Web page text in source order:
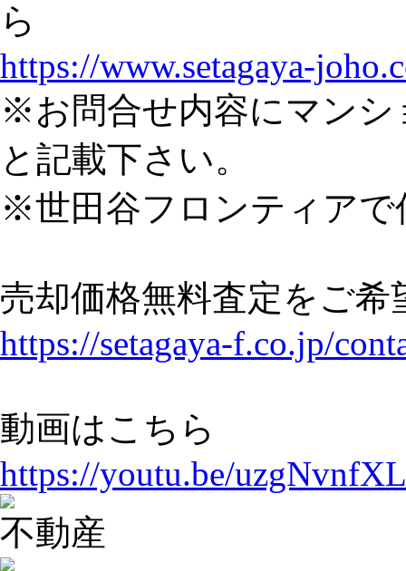
ら
https://www.setagaya-
※お問合せ内容にマンシ
と記載下さい。
※世田谷フロンティアで
売却価格無料査定をご
https://setagaya-f.co.jp/
動画はこちら
https://youtu.be/
不動産